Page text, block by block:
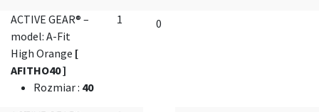
ACTIVE GEAR® –
model: A-Fit
High Orange [
AFITHO40 ]
Rozmiar: 40
1